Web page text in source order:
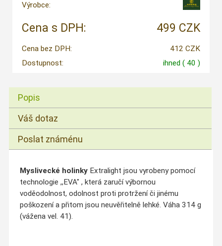
Výrobce:
Cena s DPH: 499 CZK
Cena bez DPH:
412 CZK
Dostupnost:
ihned ( 40 )
Popis
Váš dotaz
Poslat známénu
Myslivecké holinkyExtralight jsou vyrobeny pomocí
technologie ,,EVA" , která zaručí výbornou
voděodolnost, odolnost proti protržení či jinému
poškození a přitom jsou neuvěřitelně lehké. Váha 314 g
(vážena vel. 41).